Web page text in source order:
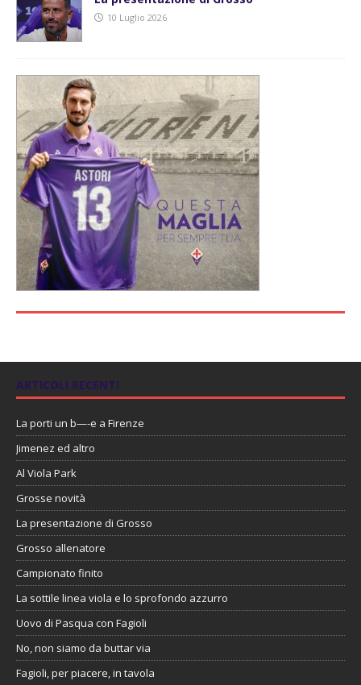
10 Luglio 2026
ARTICOLI RECENTI
La porti un b—-e a Firenze
Jimenez ed altro
Al Viola Park
Grosse novità
La presentazione di Grosso
Grosso allenatore
Campionato finito
La sottile linea viola e lo sprofondo azzurro
Uovo di Pasqua con Fagioli
No, non siamo da buttar via
Fagioli, per piacere, in tavola